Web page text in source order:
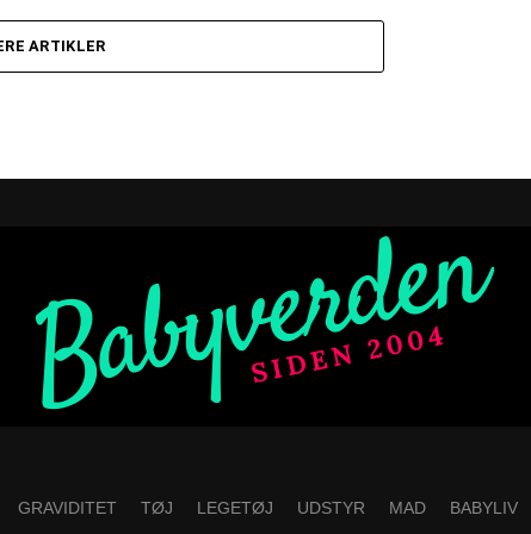
ARTIKLER
GRAVIDITET TØJ LEGETØJ UDSTYR MAD BABYLIV